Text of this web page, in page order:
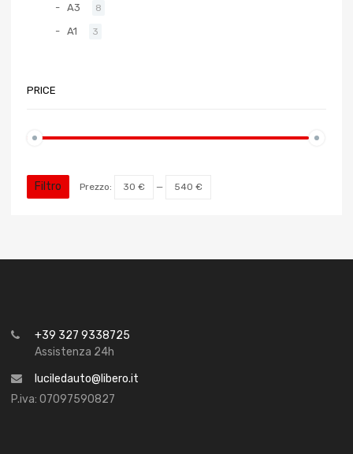
A3 8
A1 3
PRICE
Filtro Prezzo: 30 € — 540 €
+39 327 9338725
Assistenza 24h
luciledauto@libero.it
P.iva: 07097590827